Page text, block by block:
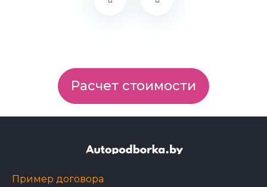
Расчет стоимости
Пример договора